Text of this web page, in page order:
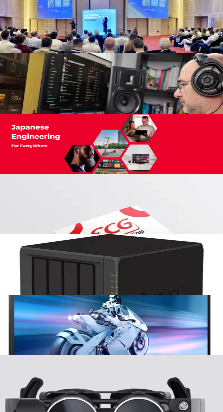
Philips 27E1N1900AE: Monitorul USB-C care te scapă de
cabluri și de bătăi de cap
Philips 32E1N1800LA – un monitor versatil util în toate
activitățile office și creative
Milestone Technology Day România 2024
Aiwa revine în România distribuit de MGT Educational
Cărți de vizită 2.0 – SpreadID Smartcards